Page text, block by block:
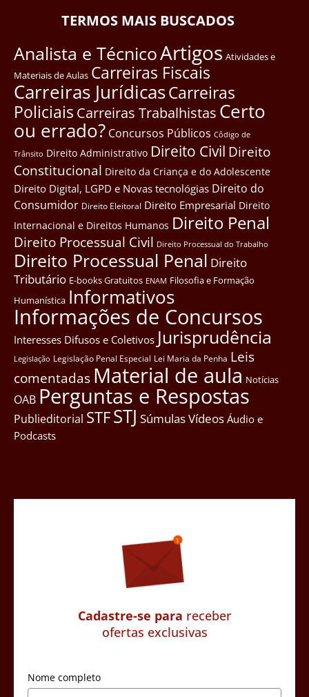
TERMOS MAIS BUSCADOS
Analista e TécnicoArtigos Atividades e
Materiais de Aulas Carreiras Fiscais
Carreiras JurídicasCarreiras
Policiais Carreiras Trabalhistas Certo
ou errado? Concursos Públicos Côdigo de
Trânsito Direito Administrativo Direito Civil Direito
Constitucional Direito da Criança e do Adolescente
Direito Digital, LGPD e Novas tecnológias Direito do
Consumidor Direito Eleitoral Direito Empresarial Direito
Internacional e Direitos Humanos Direito Penal
Direito Processual Civil Direito Processual do Trabalho
Direito Processual Penal Direito
Tributário E-books Gratuitos ENAM Filosofia e Formação
Humanística Informativos
Informações de Concursos
Interesses Difusos e Coletivos Jurisprudência
Legislação Legislação Penal Especial Lei Maria da Penha Leis
comentadas Material de aula Notícias
OAB Perguntas e Respostas
Publieditorial STFSTJ SúmulasVídeos Áudio e
Podcasts
Cadastre-se para receber
ofertas exclusivas
Nome completo